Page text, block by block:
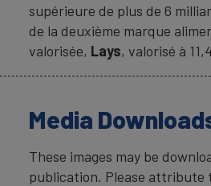
supérieure de plus de 6
de la deuxième marque
valorisée, Lays, valorisé à
Media
These images may be
publication. Please attribute